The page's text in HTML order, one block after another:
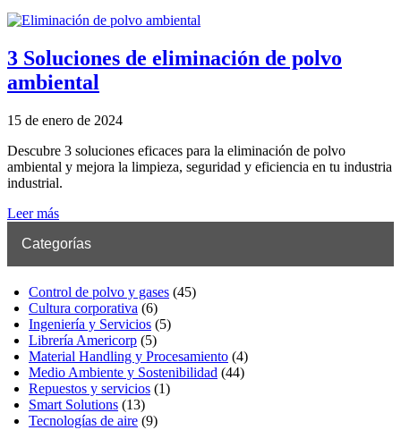
3 Soluciones de eliminación de polvo
ambiental
15 de enero de 2024
Descubre 3 soluciones eficaces para la eliminación de polvo
ambiental y mejora la limpieza, seguridad y eficiencia en tu industria
industrial.
Leer más
Categorías
Control de polvo y gases (45)
Cultura corporativa (6)
Ingeniería y Servicios (5)
Librería Americorp (5)
Material Handling y Procesamiento (4)
Medio Ambiente y Sostenibilidad (44)
Repuestos y servicios (1)
Smart Solutions (13)
Tecnologías de aire (9)